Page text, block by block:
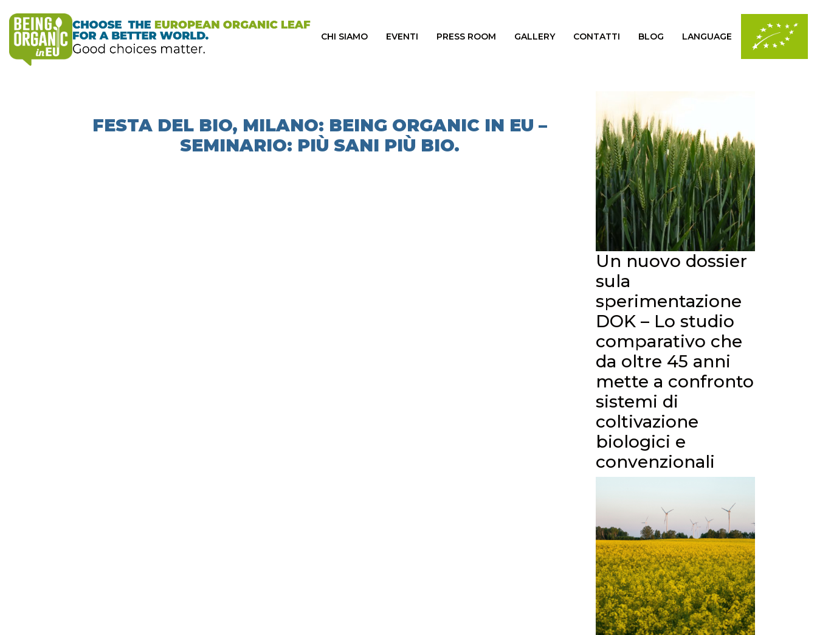
CHI SIAMO EVENTI PRESS ROOM GALLERY CONTATTI BLOG LANGUAGE
FESTA DEL BIO, MILANO: BEING ORGANIC IN EU –
SEMINARIO: PIÙ SANI PIÙ BIO.
Un nuovo dossier
sula
sperimentazione
DOK – Lo studio
comparativo che
da oltre 45 anni
mette a confronto
sistemi di
coltivazione
biologici e
convenzionali